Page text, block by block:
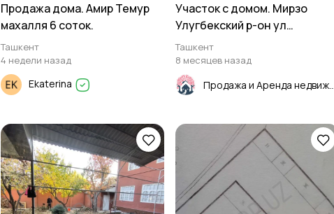
Продажа дома. Амир Темур
махалля 6 соток.
Ташкент
4 недели назад
Ekaterina
Участок с домом. Мирзо
Улугбекский р-он ул
Олтинтепа.
Ташкент
8 месяцев назад